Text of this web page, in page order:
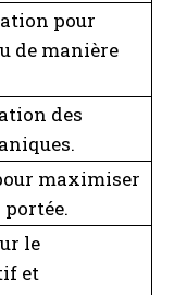
pour
de manière
des
maximiser
portée.
le
et